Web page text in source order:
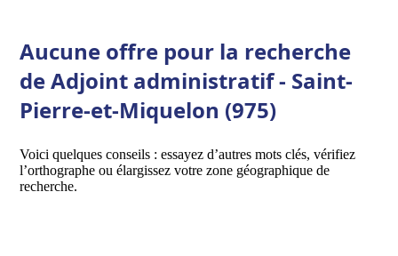
Aucune offre pour la recherche
de Adjoint administratif - Saint-
Pierre-et-Miquelon (975)
Voici quelques conseils : essayez d’autres mots clés, vérifiez
l’orthographe ou élargissez votre zone géographique de
recherche.